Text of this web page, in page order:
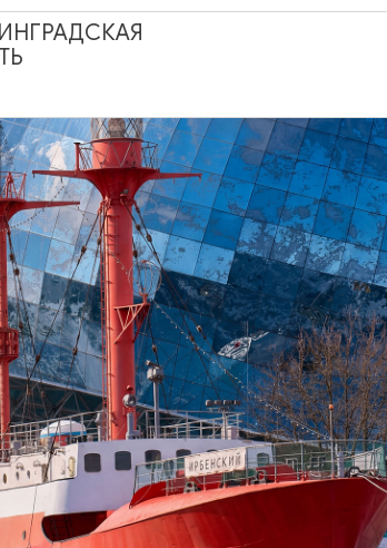
Гирдо, Катерина Вехова, Юрий Рыков,
и досуга г. Гурьевск, Калининградское
88, +7 (40151) 3-30-38